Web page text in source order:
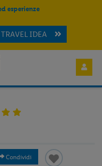
esperienze
IDEA
Condividi